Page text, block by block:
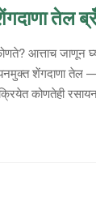
तेल
आत्ताच जाणून
शेंगदाणा तेल
कोणतेही